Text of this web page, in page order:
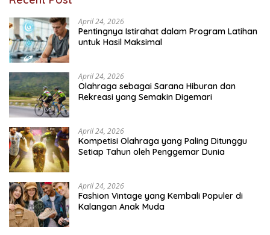
April 24, 2026
Pentingnya Istirahat dalam Program Latihan
untuk Hasil Maksimal
April 24, 2026
Olahraga sebagai Sarana Hiburan dan
Rekreasi yang Semakin Digemari
April 24, 2026
Kompetisi Olahraga yang Paling Ditunggu
Setiap Tahun oleh Penggemar Dunia
April 24, 2026
Fashion Vintage yang Kembali Populer di
Kalangan Anak Muda